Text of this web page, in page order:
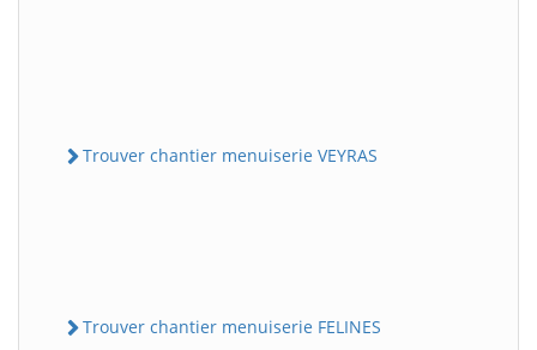
Trouver chantier menuiserie VEYRAS
Trouver chantier menuiserie FELINES